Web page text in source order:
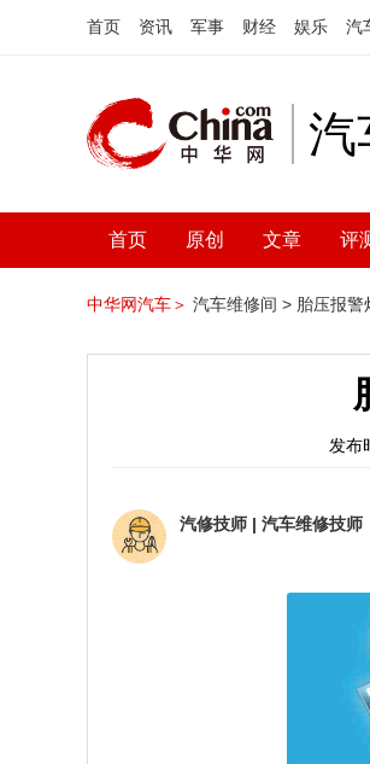
首页 资讯 军事 财经 娱乐 汽
汽
首页 原创 文章 评
中华网汽车＞ 汽车维修间 > 胎压报警
发布
汽修技师 | 汽车维修技师